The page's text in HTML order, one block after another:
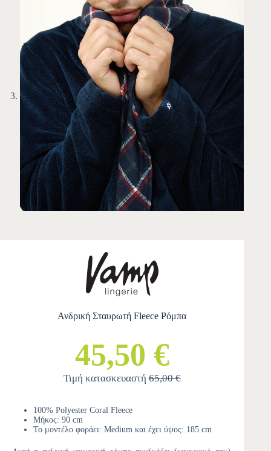
Ανδρική Σταυρωτή Fleece Ρόμπα
45,50 €
Τιμή κατασκευαστή65,00 €
100% Polyester Coral Fleece
Μήκος: 90 cm
Το μοντέλο φοράει: Medium και έχει ύψος: 185 cm